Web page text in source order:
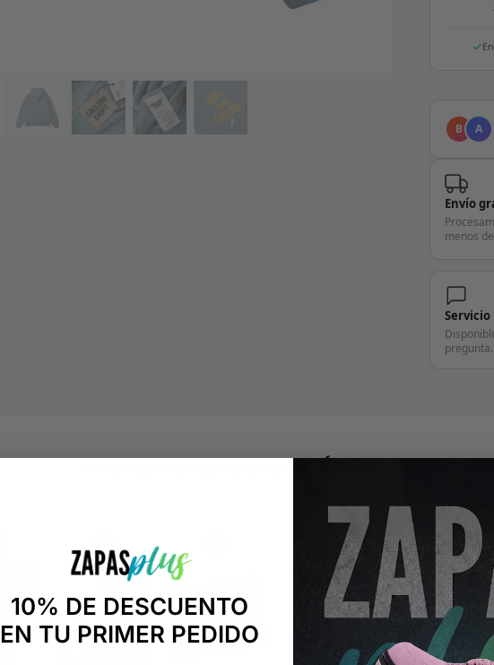
B A
Envío
menos
Servicio
pregunta.
+14.000 PERSONAS CONFÍAN EN
10% DE DESCUENTO
EN TU PRIMER PEDIDO